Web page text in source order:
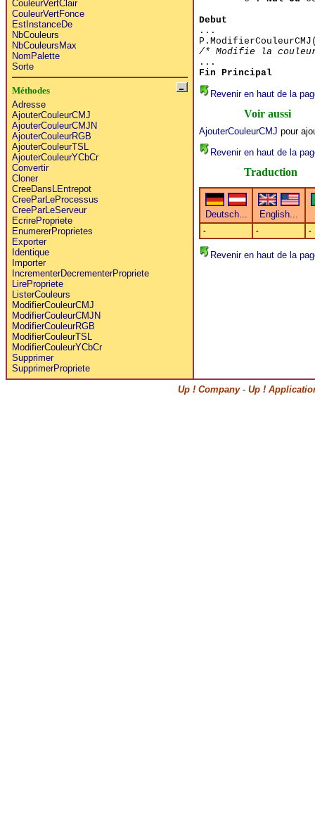
CouleurVertClair
CouleurVertFonce
EstInstanceDe
NbCouleurs
NbCouleursMax
NomPalette
Sorte
Méthodes
Adresse
AjouterCouleurCMJ
AjouterCouleurCMJN
AjouterCouleurRGB
AjouterCouleurTSL
AjouterCouleurYCbCr
Convertir
Cloner
CreeDansLEntrepot
CreeParLeProcessus
CreeParLeServeur
EcrirePropriete
EnumererProprietes
Exporter
Identique
Importer
IncrementerDecrementerPropriete
LirePropriete
ListerCouleurs
ModifierCouleurCMJ
ModifierCouleurCMJN
ModifierCouleurRGB
ModifierCouleurTSL
ModifierCouleurYCbCr
Supprimer
SupprimerPropriete
Debut
...
/* Modifie la couleur
...
Fin Principal
Revenir en haut de la
Voir aussi
AjouterCouleurCMJ pour
Revenir en haut de la
Traduction
- - -
Revenir en haut de la
Up ! Company- Up !